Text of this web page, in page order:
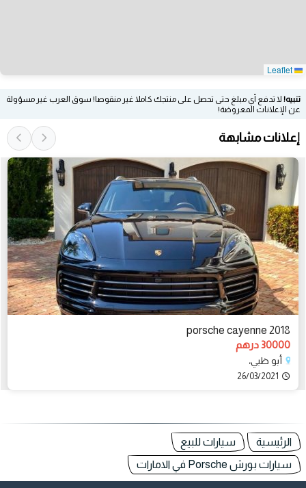
تنبيه! لا تدفع أي مبلغ حتى تحصل على منتجك كاملا غير منقوصا! سوق العرب غير مسؤولة
عن الإعلانات المعروضة!
إعلانات مشابهة
porsche cayenne 2018
30000 درهم
أبو ظبي،
26/03/2021
الرئيسية
سيارات للبيع
سيارات بورش Porsche في الامارات